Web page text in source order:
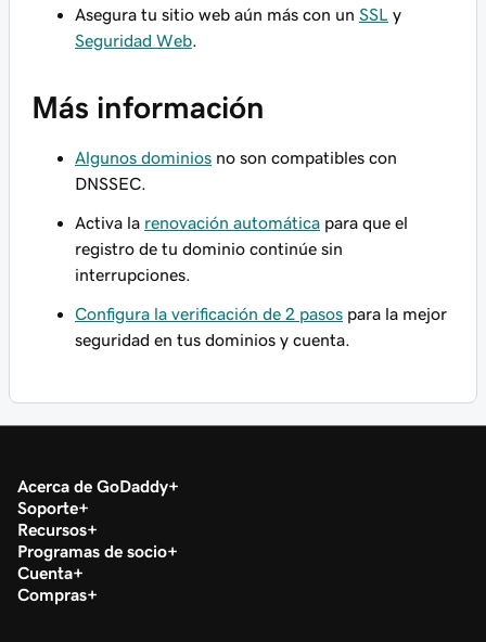
Asegura tu sitio web aún más con un SSL
y
Seguridad Web
Más información
Algunos dominios no son compatibles con
DNSSEC.
Activa la renovación automática para que el
registro de tu dominio continúe sin
interrupciones.
Configura la verificación de 2 pasos para la mejor
seguridad en tus dominios y cuenta.
Acerca de GoDaddy
Soporte
Recursos
Programas de socio
Cuenta
Compras